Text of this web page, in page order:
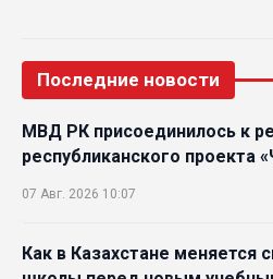
Последние новости
МВД РК присоединилось к
республиканского проекта
07 Авг. 2026 10:07
Как в Казахстане меняется